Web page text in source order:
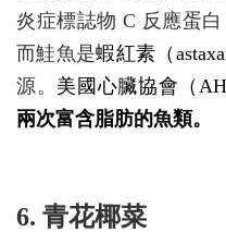
炎症標誌物 C 反應蛋白
而鮭魚是蝦紅素（
源。 美國心臟協會（
兩次富含脂肪的魚類。
6. 青花椰菜